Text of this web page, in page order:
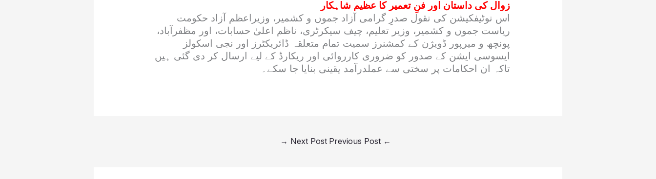
زوال کی داستان اور فنِ تعمیر کا عظیم شاہکار
اس نوٹیفکیشن کی نقول صدرِ گرامی آزاد جموں و کشمیر، وزیراعظم آزاد حکومت
ریاست جموں و کشمیر، وزیر تعلیم، چیف سیکرٹری، ناظم اعلیٰ حسابات، اور مظفرآباد،
پونچھ و میرپور ڈویژن کے کمشنرز سمیت تمام متعلقہ ڈائریکٹرز اور نجی اسکولز
ایسوسی ایشن کے صدور کو ضروری کارروائی اور ریکارڈ کے لیے ارسال کر دی گئی ہیں
تاکہ ان احکامات پر سختی سے عملدرآمد یقینی بنایا جا سکے۔
←
Next Post
→